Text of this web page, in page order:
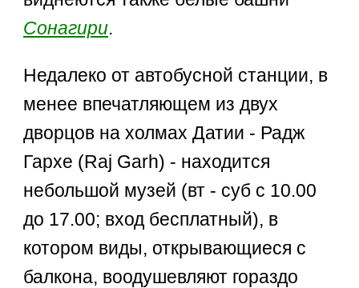
Сонагири.
Недалеко от автобусной станции, в
менее впечатляющем из двух
дворцов на холмах Датии - Радж
Гархе (Raj Garh) - находится
небольшой музей (вт - суб с 10.00
до 17.00; вход бесплатный), в
котором виды, открывающиеся с
балкона, воодушевляют гораздо